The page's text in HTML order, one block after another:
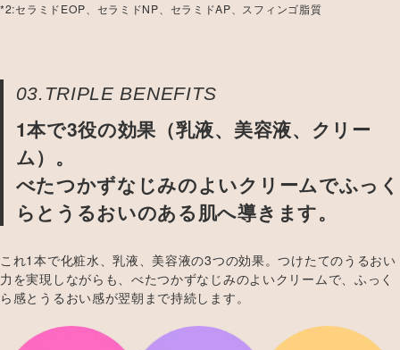
*2:セラミドEOP、セラミドNP、セラミドAP、スフィンゴ脂質
03.TRIPLE BENEFITS
1本で3役の効果（乳液、美容液、クリー
ム）。
べたつかずなじみのよいクリームでふっく
らとうるおいのある肌へ導きます。
これ1本で化粧水、乳液、美容液の3つの効果。つけたてのうるおい
力を実現しながらも、べたつかずなじみのよいクリームで、ふっく
ら感とうるおい感が翌朝まで持続します。